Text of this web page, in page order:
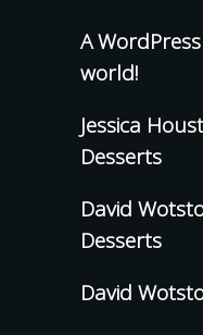
A
world!
Jessica
Desserts
David
Desserts
David